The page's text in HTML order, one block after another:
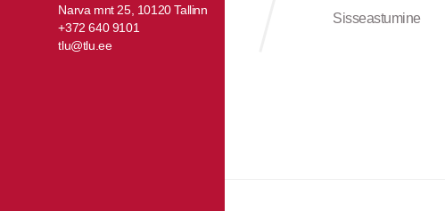
Narva mnt 25, 10120 Tallinn
+372 640 9101
tlu@tlu.ee
Sisseastumine